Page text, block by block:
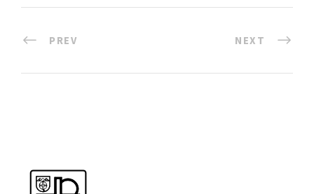
PREV NEXT